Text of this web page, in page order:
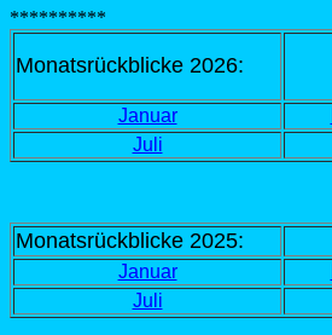
**********
Monatsrückblicke 2026:
Januar
Juli
Monatsrückblicke 2025:
Januar
Juli